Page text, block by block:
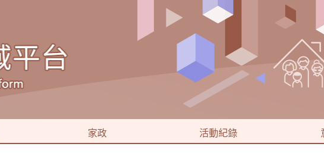
家政 活動紀錄